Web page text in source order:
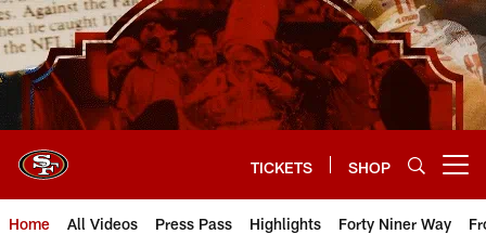
Skip
to
main
content
TICKETS SHOP
Home All Videos Press Pass Highlights Forty Niner Way